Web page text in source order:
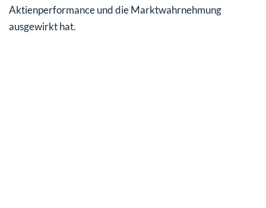
Aktienperformance und die Marktwahrnehmung
ausgewirkt hat.